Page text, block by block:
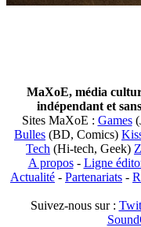
MaXoE, média
indépendant et
Sites MaXoE : Games
Bulles (BD, Comics)
Tech (Hi-tech, Geek)
A propos- Ligne
Actualité - Partenariats -
Suivez-nous sur :